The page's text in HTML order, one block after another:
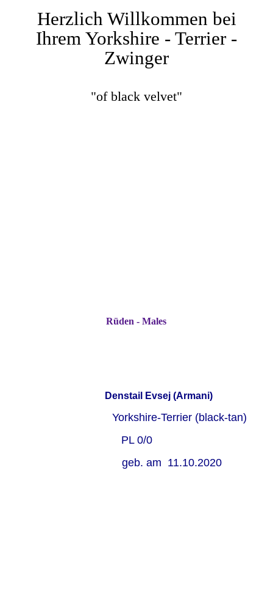
Herzlich Willkommen bei
Ihrem Yorkshire - Terrier -
Zwinger
"of black velvet"
Rüden - Males
Denstail Evsej (Armani)
Yorkshire-Terrier (black-tan)
PL 0/0
geb. am 11.10.2020